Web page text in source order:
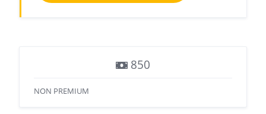
850
NON PREMIUM